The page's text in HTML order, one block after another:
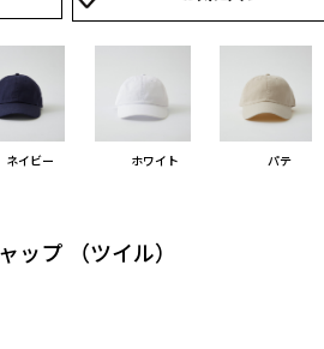
ネイビー ホワイト パテ
ップ （ツイル）